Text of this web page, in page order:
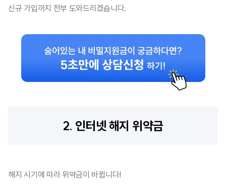
신규 가입까지 전부 도와드리겠습니다.
2. 인터넷 해지 위약금
해지 시기에 따라 위약금이 바뀝니다!